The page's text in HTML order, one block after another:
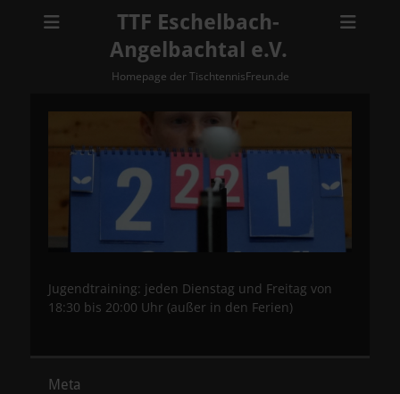
TTF Eschelbach-
Angelbachtal e.V.
Homepage der TischtennisFreun.de
Jugendtraining: jeden Dienstag und Freitag von
18:30 bis 20:00 Uhr (außer in den Ferien)
Meta